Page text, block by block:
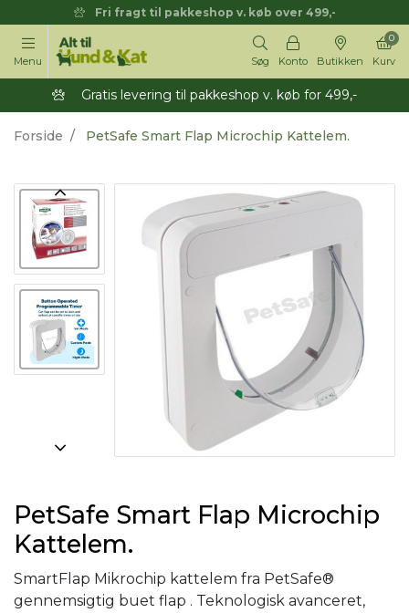
Fri fragt til pakkeshop v. køb over 499,-
Menu Søg Konto Butikken Kurv
0
Gratis levering til pakkeshop v. køb for 499,-
Forside PetSafe Smart Flap Microchip Kattelem.
PetSafe Smart Flap Microchip
Kattelem.
SmartFlap Mikrochip kattelem fra PetSafe®
gennemsigtig buet flap . Teknologisk avanceret,